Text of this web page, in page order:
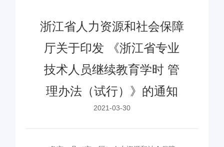
浙江省人力资源和社会保障
厅关于印发 《浙江省专业
技术人员继续教育学时 管
理办法（试行）》的通知
2021-03-30